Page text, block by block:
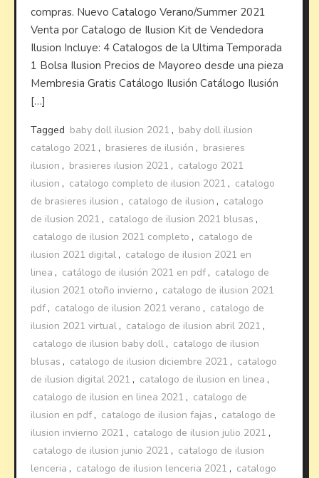
compras. Nuevo Catalogo Verano/Summer 2021
Venta por Catalogo de Ilusion Kit de Vendedora
Ilusion Incluye: 4 Catalogos de la Ultima Temporada
1 Bolsa Ilusion Precios de Mayoreo desde una pieza
Membresia Gratis Catálogo Ilusión Catálogo Ilusión
[…]
Tagged baby doll ilusion 2021 , baby doll ilusion
catalogo 2021 , brasieres de ilusión , brasieres
ilusion , brasieres ilusion 2021 , catalogo 2021
ilusion , catalogo completo de ilusion 2021 , catalogo
de brasieres ilusion , catalogo de ilusion , catalogo
de ilusion 2021 , catalogo de ilusion 2021 blusas ,
catalogo de ilusion 2021 completo , catalogo de
ilusion 2021 digital , catalogo de ilusion 2021 en
linea , catálogo de ilusión 2021 en pdf , catalogo de
ilusion 2021 otoño invierno , catalogo de ilusion 2021
pdf , catalogo de ilusion 2021 verano , catalogo de
ilusion 2021 virtual , catalogo de ilusion abril 2021 ,
catalogo de ilusion baby doll , catalogo de ilusion
blusas , catalogo de ilusion diciembre 2021 , catalogo
de ilusion digital 2021 , catalogo de ilusion en linea ,
catalogo de ilusion en linea 2021 , catalogo de
ilusion en pdf , catalogo de ilusion fajas , catalogo de
ilusion invierno 2021 , catalogo de ilusion julio 2021 ,
catalogo de ilusion junio 2021 , catalogo de ilusion
lenceria , catalogo de ilusion lenceria 2021 , catalogo